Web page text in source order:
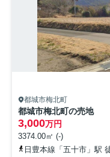
都城市梅北町
都城市梅北町の売地
3,000万円
3374.00㎡ (-)
日豊本線「五十市」駅